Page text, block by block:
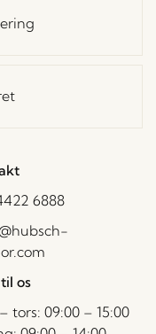
6888
os
tors: 09:00 – 15:00